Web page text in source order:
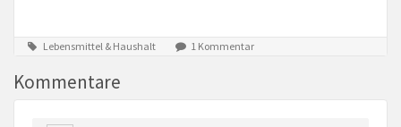
Lebensmittel & Haushalt 1 Kommentar
Kommentare